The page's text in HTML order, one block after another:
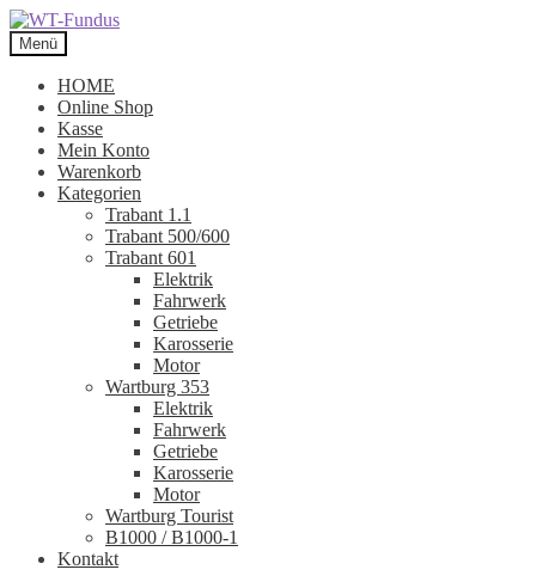
Zur
Navigation
springen
Zum
Inhalt
springen
Menü
HOME
Online Shop
Kasse
Mein Konto
Warenkorb
Kategorien
Trabant 1.1
Trabant 500/600
Trabant 601
Elektrik
Fahrwerk
Getriebe
Karosserie
Motor
Wartburg 353
Elektrik
Fahrwerk
Getriebe
Karosserie
Motor
Wartburg Tourist
B1000 / B1000-1
Kontakt